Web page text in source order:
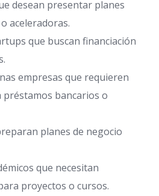
desean presentar planes
aceleradoras.
que buscan financiación
empresas que requieren
bancarios o
planes de negocio
que necesitan
proyectos o cursos.